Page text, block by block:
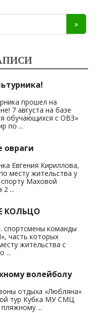
прошел на
7 августа на базе
обучающихся с ОВЗ»
по ...
овраги
Евгения Кириллова,
месту жительства у
Маховой
2 ...
КОЛЬЦО
спортсмены команды
часть которых
жительства с
...
волейболу
отдыха «Любляна»
тур Кубка МУ СМЦ
...